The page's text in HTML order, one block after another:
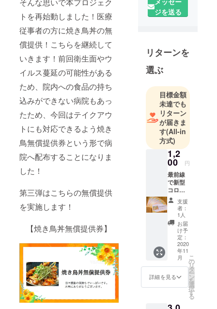
トを再始動しました！医療
従事者の方に焼き鳥丼の無
償提供！こちらを継続して
いきます！前回衛生面やウ
イルス蔓延の可能性がある
ため、院内への食品の持ち
込みができない病院もあっ
たため、今回はテイクアウ
トにも対応できるよう焼き
鳥無償提供券という形で病
院へ配布することになりま
した！
第三弾はこちらの無償提供
を実施します！
【焼き鳥丼無償提供券】
コンセプト
展開してい
きます！
第一弾！
【コロナと
闘う人たち
(医療機関・
介護施設な
ど)に美味し
い焼鳥丼を
無料提供し
たい！ 】
180名の支援
者様にご支
援頂きまし
た！ありが
とうござい
ました！
まだまだこ
れから様々
なプロジェ
クトを行い
ますので皆
様ご協力お
ジを送る
リターンを
選ぶ
目標金額
未達でも
リターン
が届きま
す(All-in
方式)
1,2
00 円
最前線
で新型
コロナ
ウイル
スと闘
う医療
従事者
の方
に、2食
分の
【焼き
鳥丼無
償提供
券】を
提供・
配送し
リター
支援
者：
1人
お届
け予
定：
2020
年11
月
詳細を見る
こ
の
リ
タ
ー
ン
を
選
択
す
る